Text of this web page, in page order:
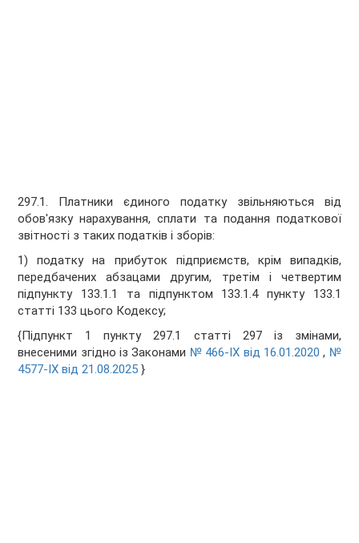
297.1. Платники єдиного податку звільняються від
обов'язку нарахування, сплати та подання податкової
звітності з таких податків і зборів:
1) податку на прибуток підприємств, крім випадків,
передбачених абзацами другим, третім і четвертим
підпункту 133.1.1 та підпунктом 133.1.4 пункту 133.1
статті 133 цього Кодексу;
{Підпункт 1 пункту 297.1 статті 297 із змінами,
внесеними згідно із Законами № 466-IX від 16.01.2020 , №
4577-IX від 21.08.2025 }